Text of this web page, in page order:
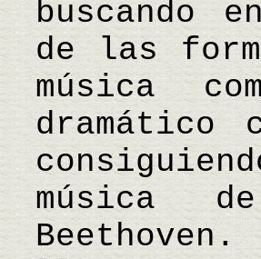
buscando
de las
música
música